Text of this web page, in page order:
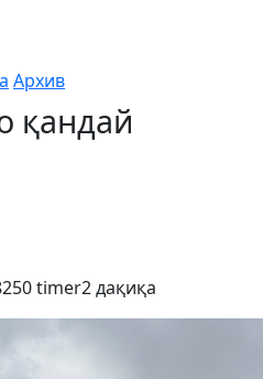
Архив
қандай
timer2 дақиқа